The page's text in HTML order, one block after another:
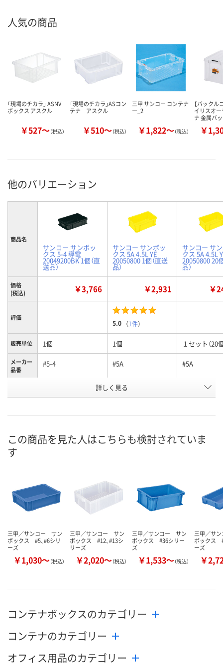
人気の商品
「現場のチカラ」 ASNV
ボックス アスクル
￥527～（税込）
「現場のチカラ」ASコン
テナ アスクル
￥510～（税込）
三甲 サンコー コンテナ
ー_2
￥1,822～（税込）
【バックル
イリスオ
ナ 金属バ
￥
他のバリエーション
商品名
サンコー サンボッ
クス 5-4 導電
20049200BK 1個（直
送品）
サンコー サンボッ
クス 5A 4.5L YE
20050800 1個（直送
品）
サンコー サ
クス 5A 4.5L
20050800 20
品）
価格
(税込)
￥3,766 ￥2,931 ￥
評価
5.0 （1件）
販売単位 1個 1個 １セット（20
メーカー
品番
#5-4 #5A #5A
イエロー イエロー
号
お届け日
カゴへ カゴへ カ
詳しく見る
この商品を見た人はこちらも検討されていま
す
三甲／サンコー サン
ボックス #5、#6シリ
ーズ
￥1,030～（税込）
三甲／サンコー サン
ボックス #12、#13シ
リーズ
￥2,020～（税込）
三甲／サンコー サン
ボックス #36シリー
ズ
￥1,533～（税込）
三甲／サ
ボックス
ーズ
￥
コンテナボックスのカテゴリー
コンテナのカテゴリー
オフィス用品のカテゴリー